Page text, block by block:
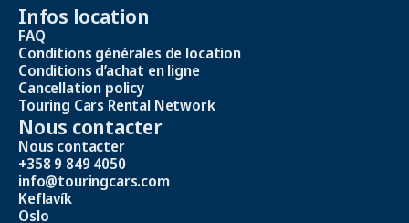
Infos location
FAQ
Conditions générales de location
Conditions d’achat en ligne
Cancellation policy
Touring Cars Rental Network
Nous contacter
Nous contacter
+358 9 849 4050
info@touringcars.com
Keflavík
Oslo